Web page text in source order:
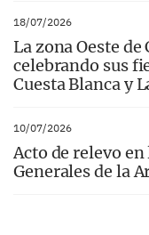
18/07/2026
La zona Oeste
celebrando sus
Cuesta Blanca y
10/07/2026
Acto de relevo
Generales de la